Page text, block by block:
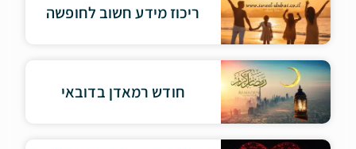
ריכוז מידע חשוב לחופשה
חודש רמאדן בדובאי